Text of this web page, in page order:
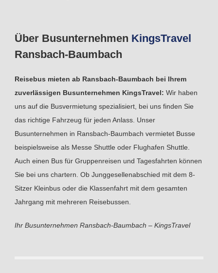
Über Busunternehmen KingsTravel
Ransbach-Baumbach
Reisebus mieten ab Ransbach-Baumbach bei Ihrem
zuverlässigen Busunternehmen KingsTravel: Wir haben
uns auf die Busvermietung spezialisiert, bei uns finden Sie
das richtige Fahrzeug für jeden Anlass. Unser
Busunternehmen in Ransbach-Baumbach vermietet Busse
beispielsweise als Messe Shuttle oder Flughafen Shuttle.
Auch einen Bus für Gruppenreisen und Tagesfahrten können
Sie bei uns chartern. Ob Junggesellenabschied mit dem 8-
Sitzer Kleinbus oder die Klassenfahrt mit dem gesamten
Jahrgang mit mehreren Reisebussen.
Ihr Busunternehmen Ransbach-Baumbach – KingsTravel